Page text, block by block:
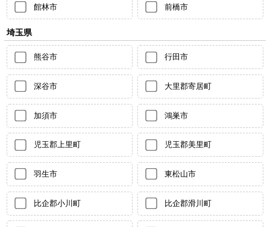
館林市 前橋市
埼玉県
熊谷市 行田市
深谷市 大里郡寄居町
加須市 鴻巣市
児玉郡上里町 児玉郡美里町
羽生市 東松山市
比企郡小川町 比企郡滑川町